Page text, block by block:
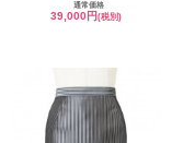
通常価格
39,000円(税別)